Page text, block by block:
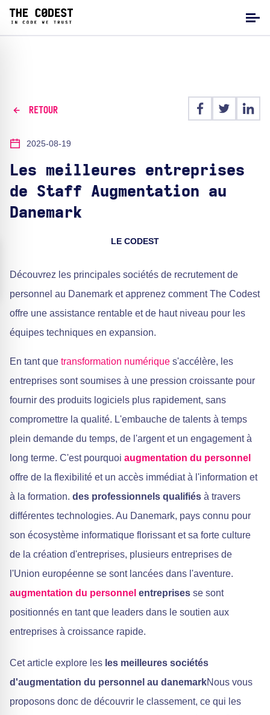
RETOUR
2025-08-19
Les meilleures entreprises
de Staff Augmentation au
Danemark
LE CODEST
Découvrez les principales sociétés de recrutement de
personnel au Danemark et apprenez comment The Codest
offre une assistance rentable et de haut niveau pour les
équipes techniques en expansion.
En tant que transformation numérique s'accélère, les
entreprises sont soumises à une pression croissante pour
fournir des produits logiciels plus rapidement, sans
compromettre la qualité. L'embauche de talents à temps
plein demande du temps, de l'argent et un engagement à
long terme. C'est pourquoi augmentation du personnel
offre de la flexibilité et un accès immédiat à l'information et
à la formation. des professionnels qualifiés à travers
différentes technologies. Au Danemark, pays connu pour
son écosystème informatique florissant et sa forte culture
de la création d'entreprises, plusieurs entreprises de
l'Union européenne se sont lancées dans l'aventure.
augmentation du personnel entreprises se sont
positionnés en tant que leaders dans le soutien aux
entreprises à croissance rapide.
Cet article explore les les meilleures sociétés
d'augmentation du personnel au danemarkNous vous
proposons donc de découvrir le classement, ce qui les